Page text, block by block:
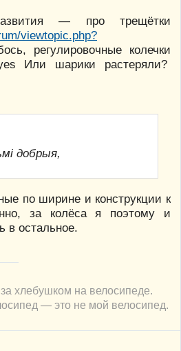
— про трещётки
viewtopic.php?
регулировочные колечки
Или шарики растеряли?
добрыя,
по ширине и конструкции к
за колёса я поэтому и
в остальное.
хлебушком на велосипеде.
— это не мой велосипед.